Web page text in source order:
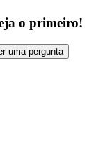
o primeiro!
uma pergunta